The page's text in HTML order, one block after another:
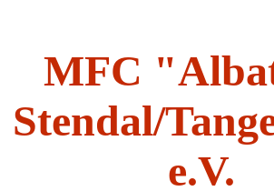
MFC
Stendal/
e.V.